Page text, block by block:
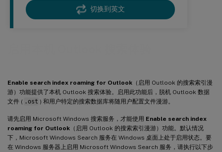
切换到英文
Enable search index roaming for Outlook （启用 Outlook 的搜索索引漫
游）功能提供了本机 Outlook 搜索体验。启用此功能后，脱机 Outlook 数据
文件 ( .ost ) 和用户特定的搜索数据库将随用户配置文件漫游。
请先启用 Microsoft Windows 搜索服务，才能使用 Enable search index
roaming for Outlook （启用 Outlook 的搜索索引漫游）功能。默认情况
下，Microsoft Windows Search 服务在 Windows 桌面上处于启用状态。要
在 Windows 服务器上启用 Microsoft Windows Search 服务，请执行以下步